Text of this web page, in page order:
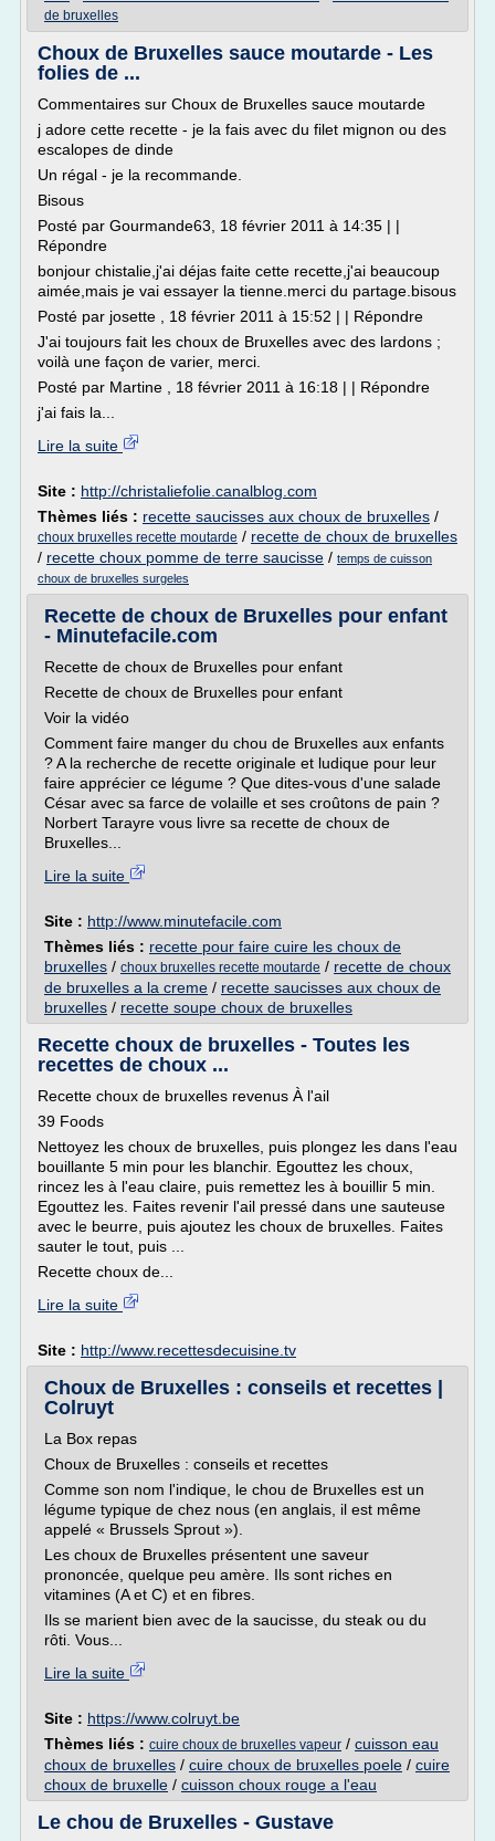
de bruxelles
Choux de Bruxelles sauce moutarde - Les
folies de ...
Commentaires sur Choux de Bruxelles sauce moutarde
j adore cette recette - je la fais avec du filet mignon ou des
escalopes de dinde
Un régal - je la recommande.
Bisous
Posté par Gourmande63, 18 février 2011 à 14:35 | |
Répondre
bonjour chistalie,j'ai déjas faite cette recette,j'ai beaucoup
aimée,mais je vai essayer la tienne.merci du partage.bisous
Posté par josette , 18 février 2011 à 15:52 | | Répondre
J'ai toujours fait les choux de Bruxelles avec des lardons ;
voilà une façon de varier, merci.
Posté par Martine , 18 février 2011 à 16:18 | | Répondre
j'ai fais la...
Lire la suite
Site : http://christaliefolie.canalblog.com
Thèmes liés : recette saucisses aux choux de bruxelles /
choux bruxelles recette moutarde / recette de choux de bruxelles
/ recette choux pomme de terre saucisse / temps de cuisson
choux de bruxelles surgeles
Recette de choux de Bruxelles pour enfant
- Minutefacile.com
Recette de choux de Bruxelles pour enfant
Recette de choux de Bruxelles pour enfant
Voir la vidéo
Comment faire manger du chou de Bruxelles aux enfants
? A la recherche de recette originale et ludique pour leur
faire apprécier ce légume ? Que dites-vous d'une salade
César avec sa farce de volaille et ses croûtons de pain ?
Norbert Tarayre vous livre sa recette de choux de
Bruxelles...
Lire la suite
Site : http://www.minutefacile.com
Thèmes liés : recette pour faire cuire les choux de
bruxelles / choux bruxelles recette moutarde / recette de choux
de bruxelles a la creme / recette saucisses aux choux de
bruxelles / recette soupe choux de bruxelles
Recette choux de bruxelles - Toutes les
recettes de choux ...
Recette choux de bruxelles revenus À l'ail
39 Foods
Nettoyez les choux de bruxelles, puis plongez les dans l'eau
bouillante 5 min pour les blanchir. Egouttez les choux,
rincez les à l'eau claire, puis remettez les à bouillir 5 min.
Egouttez les. Faites revenir l'ail pressé dans une sauteuse
avec le beurre, puis ajoutez les choux de bruxelles. Faites
sauter le tout, puis ...
Recette choux de...
Lire la suite
Site : http://www.recettesdecuisine.tv
Choux de Bruxelles : conseils et recettes |
Colruyt
La Box repas
Choux de Bruxelles : conseils et recettes
Comme son nom l'indique, le chou de Bruxelles est un
légume typique de chez nous (en anglais, il est même
appelé « Brussels Sprout »).
Les choux de Bruxelles présentent une saveur
prononcée, quelque peu amère. Ils sont riches en
vitamines (A et C) et en fibres.
Ils se marient bien avec de la saucisse, du steak ou du
rôti. Vous...
Lire la suite
Site : https://www.colruyt.be
Thèmes liés : cuire choux de bruxelles vapeur / cuisson eau
choux de bruxelles / cuire choux de bruxelles poele / cuire
choux de bruxelle / cuisson choux rouge a l'eau
Le chou de Bruxelles - Gustave